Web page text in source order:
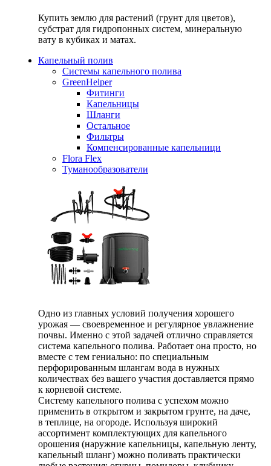
Купить землю для растений (грунт для цветов),
субстрат для гидропонных систем, минеральную
вату в кубиках и матах.
Капельный полив
Системы капельного полива
GreenHelper
Фитинги
Капельницы
Шланги
Остальное
Фильтры
Компенсированные капельници
Flora Flex
Туманообразователи
Одно из главных условий получения хорошего
урожая — своевременное и регулярное увлажнение
почвы. Именно с этой задачей отлично справляется
система капельного полива. Работает она просто, но
вместе с тем гениально: по специальным
перфорированным шлангам вода в нужных
количествах без вашего участия доставляется прямо
к корневой системе.
Систему капельного полива с успехом можно
применить в открытом и закрытом грунте, на даче,
в теплице, на огороде. Используя широкий
ассортимент комплектующих для капельного
орошения (наружние капельницы, капельную ленту,
капельный шланг) можно поливать практически